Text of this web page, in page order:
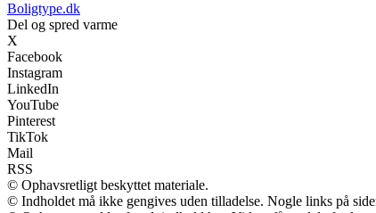
Boligtype.dk
Del og spred varme
X
Facebook
Instagram
LinkedIn
YouTube
Pinterest
TikTok
Mail
RSS
© Ophavsretligt beskyttet materiale.
© Indholdet må ikke gengives uden tilladelse. Nogle links på